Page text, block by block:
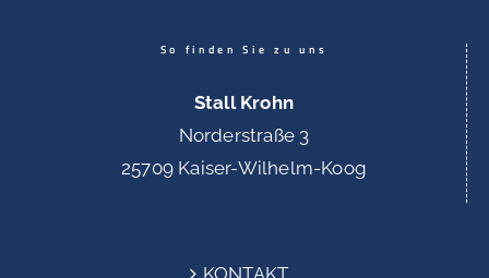
So finden Sie zu uns
Stall Krohn
Norderstraße 3
25709 Kaiser-Wilhelm-Koog
KONTAKT